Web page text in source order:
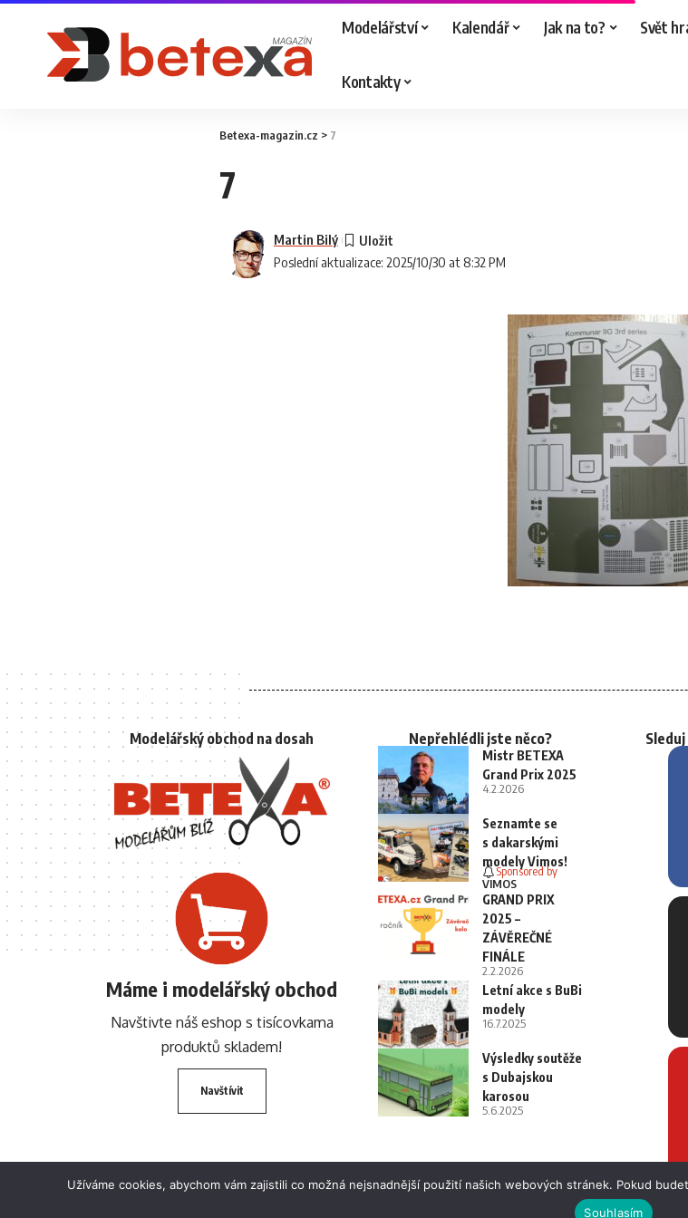
Modelářství Kalendář Jak na to? Svět
Kontakty
Betexa-magazin.cz > 7
7
Poslední aktualizace: 2025/10/30 at 8:32 PM
Martin Bilý
Modelářský obchod na dosah
Máme i modelářský obchod
Navštivte náš eshop s tisícovkama
produktů skladem!
Navštívit
Nepřehlédli jste něco?
Mistr BETEXA
Grand Prix 2025
4.2.2026
Seznamte se
s dakarskými
modely Vimos!
Sponsored by
VIMOS
GRAND PRIX
2025 –
ZÁVĚREČNÉ
FINÁLE
2.2.2026
Letní akce s BuBi
modely
16.7.2025
Výsledky soutěže
s Dubajskou
karosou
5.6.2025
Užíváme cookies, abychom vám zajistili co možná nejsnadnější použití našich webových stránek. Pokud
Souhlasím